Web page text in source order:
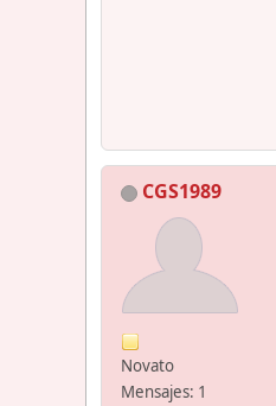
CGS1989
Novato
Mensajes: 1